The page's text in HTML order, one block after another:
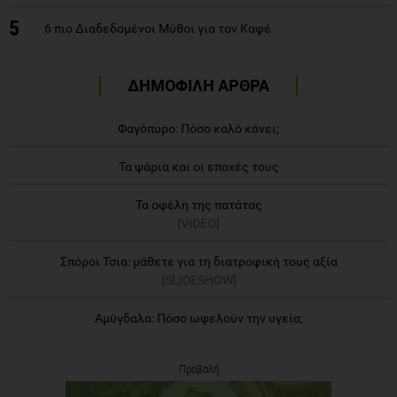
5 6 πιο Διαδεδομένοι Μύθοι για τον Καφέ
ΔΗΜΟΦΙΛΗ ΑΡΘΡΑ
Φαγόπυρο: Πόσο καλό κάνει;
Τα ψάρια και οι εποχές τους
Τα οφέλη της πατάτας
[VIDEO]
Σπόροι Τσία: μάθετε για τη διατροφική τους αξία
[SLIDESHOW]
Αμύγδαλα: Πόσο ωφελούν την υγεία;
Προβολή